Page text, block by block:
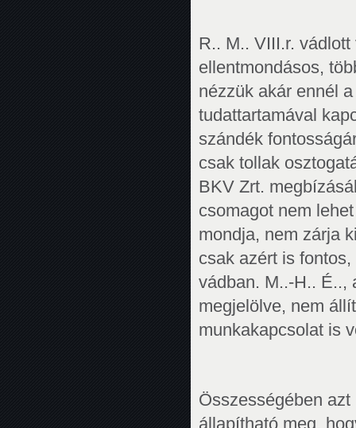
R.. M.. VIII.r.
ellentmondásos,
nézzük akár ennél
tudattartamával
szándék
csak tollak
BKV Zrt.
csomagot nem
mondja, nem zárja
csak azért is
vádban. M..-H.. É..,
megjelölve, nem
munkakapcsolat is
Összességében
állapítható meg,